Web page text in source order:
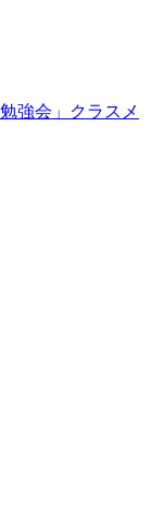
強会」クラスメ